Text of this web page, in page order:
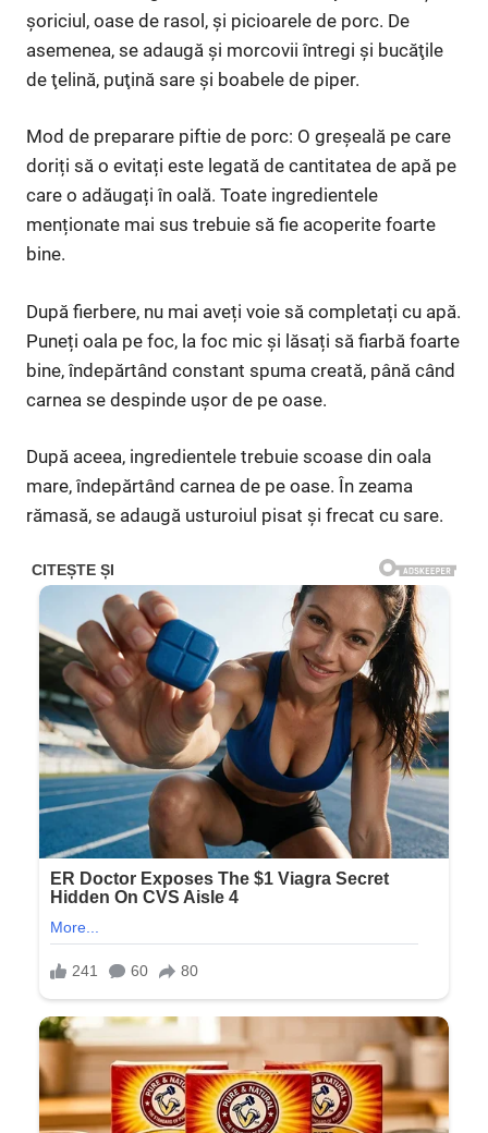
şoriciul, oase de rasol, și picioarele de porc. De
asemenea, se adaugă şi morcovii întregi şi bucăţile
de ţelină, puţină sare şi boabele de piper.
Mod de preparare piftie de porc: O greșeală pe care
doriți să o evitați este legată de cantitatea de apă pe
care o adăugați în oală. Toate ingredientele
menționate mai sus trebuie să fie acoperite foarte
bine.
După fierbere, nu mai aveți voie să completați cu apă.
Puneți oala pe foc, la foc mic și lăsați să fiarbă foarte
bine, îndepărtând constant spuma creată, până când
carnea se despinde ușor de pe oase.
După aceea, ingredientele trebuie scoase din oala
mare, îndepărtând carnea de pe oase. În zeama
rămasă, se adaugă usturoiul pisat și frecat cu sare.